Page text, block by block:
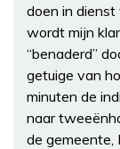
doen in dienst
wordt mijn
“benaderd”
getuige van
minuten de
naar
de gemeente,